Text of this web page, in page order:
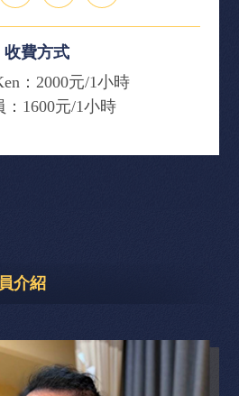
收費方式
：2000元/1小時
：1600元/1小時
介紹